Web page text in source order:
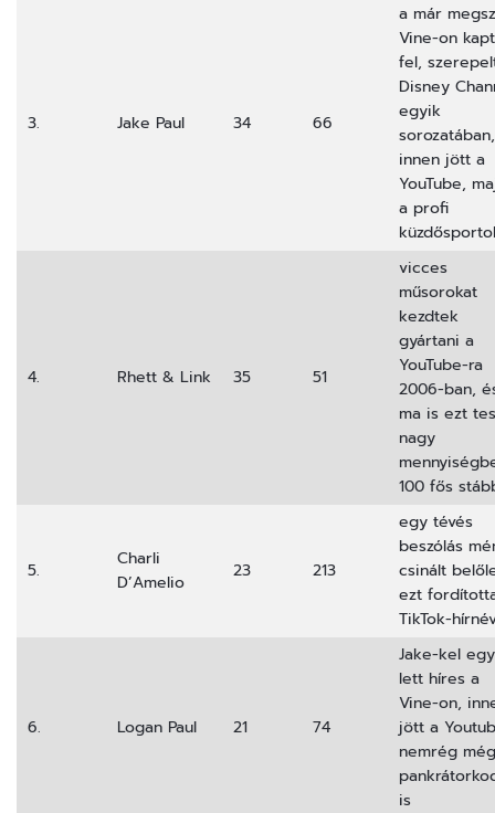
3. Jake Paul 34 66
a már
Vine-on
fel,
Disney
egyik
sorozatában,
innen jött a
YouTube,
a profi
4. Rhett & Link 35 51
vicces
műsorokat
kezdtek
gyártani a
YouTube-ra
2006-ban,
ma is ezt
nagy
100 fős
5.
Charli
D’Amelio
23 213
egy tévés
beszólás
csinált
ezt
TikTok-
6. Logan Paul 21 74
Jake-kel
lett híres a
Vine-on,
jött a
nemrég még
is